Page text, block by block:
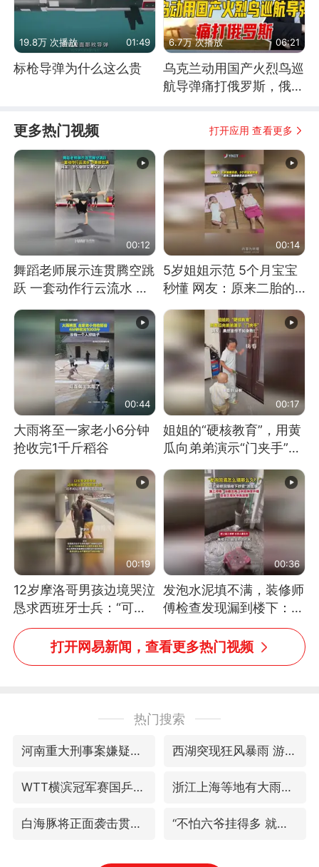
19.8万 次播放 01:49
标枪导弹为什么这么贵
6.7万 次播放 06:21
乌克兰动用国产火烈鸟巡
航导弹痛打俄罗斯，俄军
更多热门视频 打开应用 查看更多
00:12
舞蹈老师展示连贯腾空跳
跃 一套动作行云流水 节
到又舞又武的？
00:14
5岁姐姐示范 5个月宝宝
秒懂 网友：原来二胎的
00:44
大雨将至一家老小6分钟
抢收完1千斤稻谷
00:17
姐姐的“硬核教育”，用黄
瓜向弟弟演示“门夹手”，
教！
00:19
12岁摩洛哥男孩边境哭泣
恳求西班牙士兵：“可不
可以不要把我遣返回国”
00:36
发泡水泥填不满，装修师
傅检查发现漏到楼下：出
风口未延伸到外墙
打开网易新闻，查看更多热门视频
热门搜索
河南重大刑事案嫌疑人落网 西湖突现狂风暴雨 游客瞬间被浇透
WTT横滨冠军赛国乒女单三将晋级四强 浙江上海等地有大雨或暴雨
白海豚将正面袭击贯穿浙江 “不怕六爷挂得多 就怕六爷挂一颗”